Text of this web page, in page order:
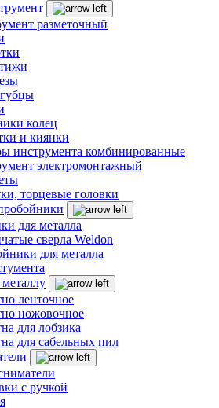
разметочный
колец
и киянки
инструмента комбинированные
электромонтажный
торцевые головки
для металла
сверла Weldon
для металла
ленточное
ножовочное
для лобзика
для сабельных пил
с ручкой